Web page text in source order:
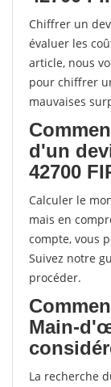
Chiffrer un
évaluer les
article, nous
pour chiffrer
mauvaises
d'un
42700
Calculer le
mais en
compte, vous
Suivez notre
procéder.
Main-
La recherche